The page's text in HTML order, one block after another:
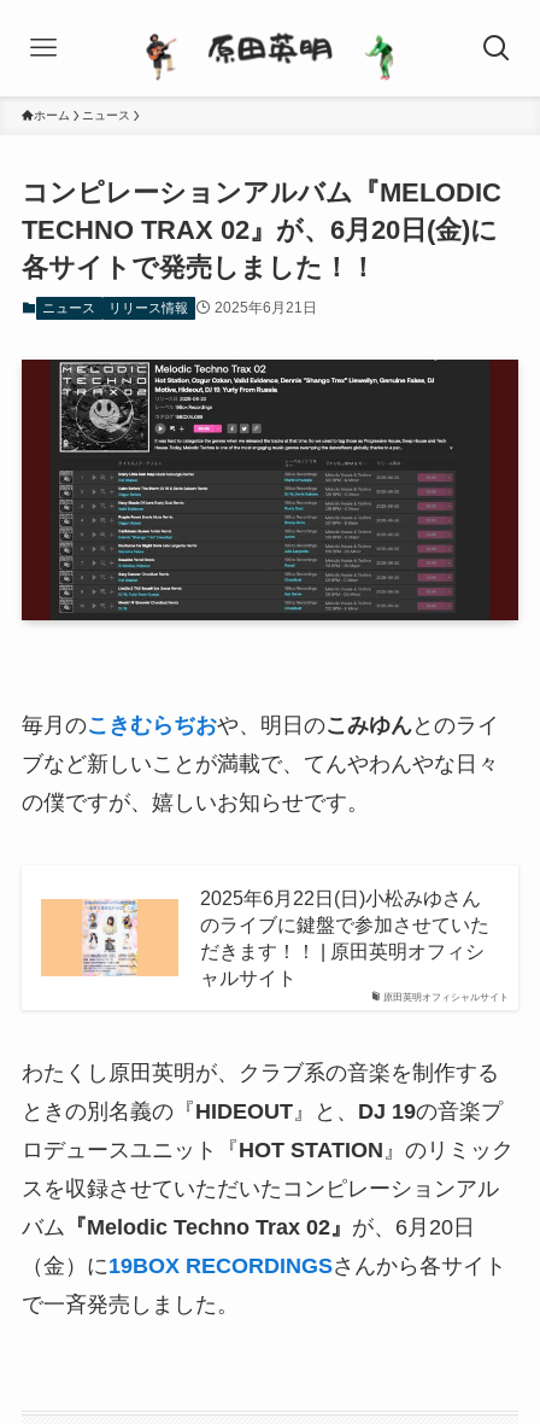
ホーム ニュース
コンピレーションアルバム『MELODIC
TECHNO TRAX 02』が、6月20日(金)に
各サイトで発売しました！！
ニュース リリース情報 2025年6月21日
毎月のこきむらぢおや、明日のこみゆんとのライ
ブなど新しいことが満載で、てんやわんやな日々
の僕ですが、嬉しいお知らせです。
原田英明オフィシャルサイト
2025年6月22日(日)小松みゆさん
のライブに鍵盤で参加させていた
だきます！！ | 原田英明オフィシ
ャルサイト
わたくし原田英明が、クラブ系の音楽を制作する
ときの別名義の『HIDEOUT』と、 DJ 19の音楽プ
ロデュースユニット『HOT STATION』のリミック
スを収録させていただいたコンピレーションアル
バム 『Melodic Techno Trax 02』 が、6月20日
（金）に19BOX RECORDINGSさんから各サイト
で一斉発売しました。